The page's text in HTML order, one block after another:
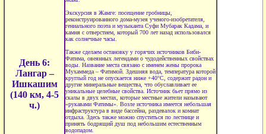
День 6:
Лангар –
Ишкашим
(140 км, 4-5
ч.)
Экскурсия в Жамге: посещение гробницы,
реконструированного дома-музея ученого-изобретателя,
гениального поэта и музыканта Суфи Мубарак Кадама, и
камня с отверстием, который 700 лет назад использовался
как солнечные часы.
Также сделаем остановку у горячих источников Биби-
Фатима, овеянных легендами о чудодейственных свойствах
воды. Название места связано с именем жены пророка
Мухаммеда – Фатимой. Здешняя вода, температура которой
круглый год не опускается ниже +40°С, содержит радон и
другие минеральные вещества, что обуславливает ее
уникальные целебные свойства. Источник бьет прямо из
скалы в двух местах, которые местные жители называют
«рукавами Фатимы». Возле источника имеется небольшая
инфраструктура в виде бассейна, раздевалок и комнат
отдыха. Здесь также можно спуститься по лестнице и
принять бодрящий душ под небольшим естественным
водопадом.